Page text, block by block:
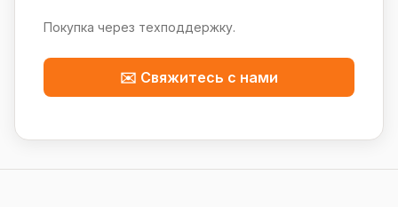
Покупка через техподдержку.
✉️ Свяжитесь с нами